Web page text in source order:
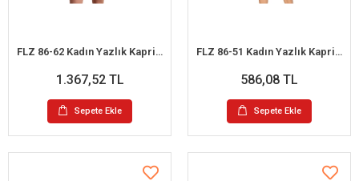
FLZ 86-62 Kadın Yazlık Kapri Pijama Takım
1.367,52 TL
Sepete Ekle
FLZ 86-51 Kadın Yazlık Kapri Pijama Takım
586,08 TL
Sepete Ekle